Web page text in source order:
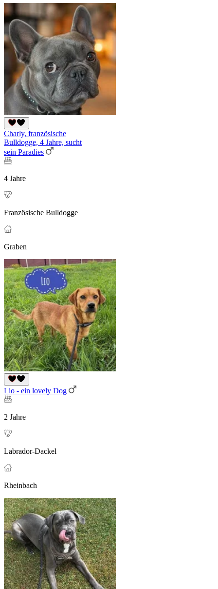
Charly, französische
Bulldogge, 4 Jahre, sucht
sein Paradies
4 Jahre
Französische Bulldogge
Graben
Lio - ein lovely Dog
2 Jahre
Labrador-Dackel
Rheinbach